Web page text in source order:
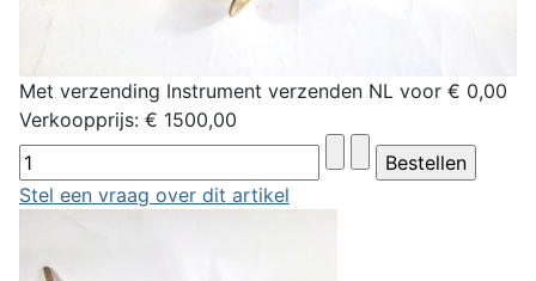
Met verzending Instrument verzenden NL voor € 0,00
Verkoopprijs: € 1500,00
Stel een vraag over dit artikel